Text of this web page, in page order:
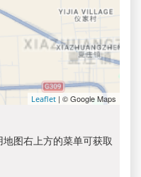
Leaflet | © Google Maps
图右上方的菜单可获取